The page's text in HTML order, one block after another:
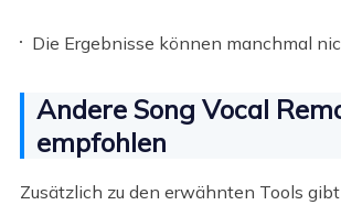
Die Ergebnisse können manchmal
Andere Song Vocal
empfohlen
Zusätzlich zu den erwähnten Tools